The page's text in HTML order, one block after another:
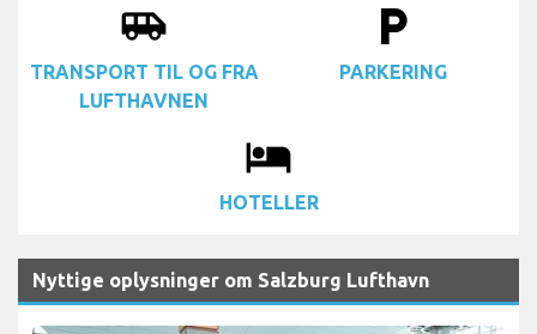
airport_shuttle
TRANSPORT TIL OG FRA
LUFTHAVNEN
local_parking
PARKERING
local_hotel
HOTELLER
Nyttige oplysninger om Salzburg Lufthavn